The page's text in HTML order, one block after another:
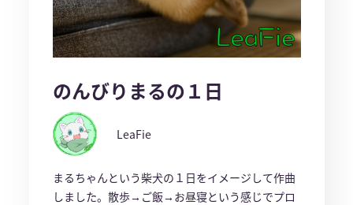
のんびりまるの１日
LeaFie
まるちゃんという柴犬の１日をイメージして作曲
しました。散歩→ご飯→お昼寝という感じでプロ